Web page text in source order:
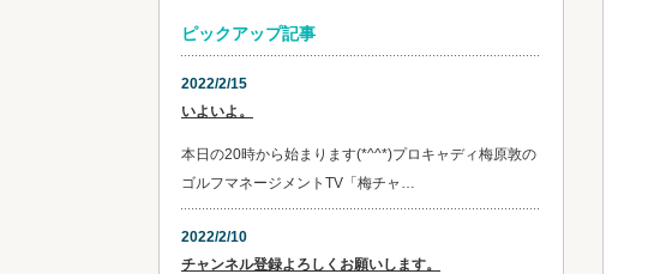
ピックアップ記事
2022/2/15
いよいよ。
本日の20時から始まります(*^^*)プロキャディ梅原敦の
ゴルフマネージメントTV「梅チャ…
2022/2/10
チャンネル登録よろしくお願いします。